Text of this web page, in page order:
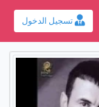
تسجيل الدخول